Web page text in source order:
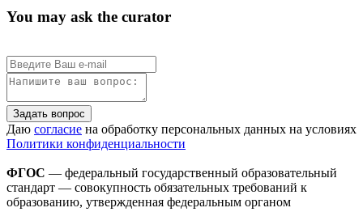
You may ask the curator
Задать вопрос
Даю согласие на обработку персональных данных на условиях
Политики конфиденциальности
ФГОС — федеральный государственный образовательный
стандарт — совокупность обязательных требований к
образованию, утвержденная федеральным органом